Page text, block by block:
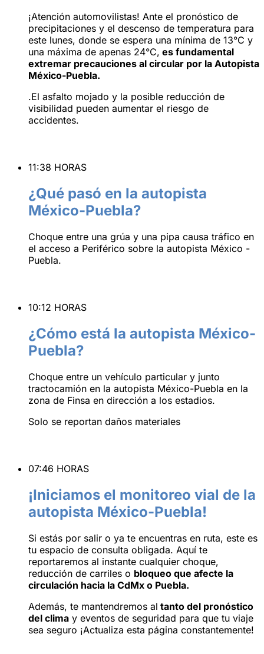
¡Atención automovilistas! Ante el pronóstico de
precipitaciones y el descenso de temperatura para
este lunes, donde se espera una mínima de 13°C y
una máxima de apenas 24°C, es fundamental
extremar precauciones al circular por la Autopista
México-Puebla.
.El asfalto mojado y la posible reducción de
visibilidad pueden aumentar el riesgo de
accidentes.
11:38 HORAS
¿Qué pasó en la autopista
México-Puebla?
Choque entre una grúa y una pipa causa tráfico en
el acceso a Periférico sobre la autopista México -
Puebla.
10:12 HORAS
¿Cómo está la autopista México-
Puebla?
Choque entre un vehículo particular y junto
tractocamión en la autopista México-Puebla en la
zona de Finsa en dirección a los estadios.
Solo se reportan daños materiales
07:46 HORAS
¡Iniciamos el monitoreo vial de la
autopista México-Puebla!
Si estás por salir o ya te encuentras en ruta, este es
tu espacio de consulta obligada. Aquí te
reportaremos al instante cualquier choque,
reducción de carriles o bloqueo que afecte la
circulación hacia la CdMx o Puebla.
Además, te mantendremos al tanto del pronóstico
del clima y eventos de seguridad para que tu viaje
sea seguro ¡Actualiza esta página constantemente!